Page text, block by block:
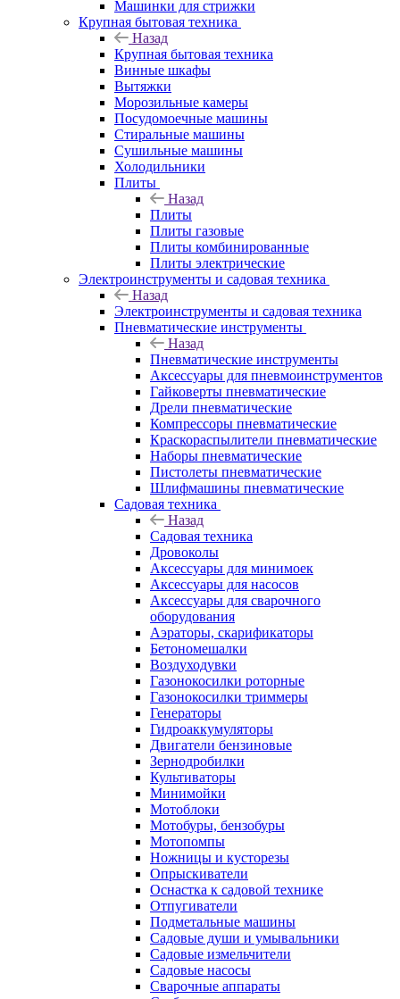
Машинки для стрижки
Крупная бытовая техника
Назад
Крупная бытовая техника
Винные шкафы
Вытяжки
Морозильные камеры
Посудомоечные машины
Стиральные машины
Сушильные машины
Холодильники
Плиты
Назад
Плиты
Плиты газовые
Плиты комбинированные
Плиты электрические
Электроинструменты и садовая техника
Назад
Электроинструменты и садовая техника
Пневматические инструменты
Назад
Пневматические инструменты
Аксессуары для пневмоинструментов
Гайковерты пневматические
Дрели пневматические
Компрессоры пневматические
Краскораспылители пневматические
Наборы пневматические
Пистолеты пневматические
Шлифмашины пневматические
Садовая техника
Назад
Садовая техника
Дровоколы
Аксессуары для минимоек
Аксессуары для насосов
Аксессуары для сварочного
оборудования
Аэраторы, скарификаторы
Бетономешалки
Воздуходувки
Газонокосилки роторные
Газонокосилки триммеры
Генераторы
Гидроаккумуляторы
Двигатели бензиновые
Зернодробилки
Культиваторы
Минимойки
Мотоблоки
Мотобуры, бензобуры
Мотопомпы
Ножницы и кусторезы
Опрыскиватели
Оснастка к садовой технике
Отпугиватели
Подметальные машины
Садовые души и умывальники
Садовые измельчители
Садовые насосы
Сварочные аппараты